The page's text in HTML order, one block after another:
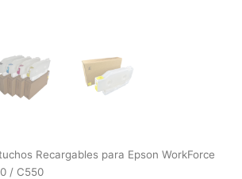
Recargables para Epson WorkForce
/ C550